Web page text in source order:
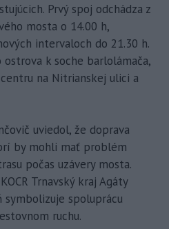
Prvý spoj odchádza z
mosta o 14.00 h,
intervaloch do 21.30 h.
k soche barlolámača,
na Nitrianskej ulici a
uviedol, že doprava
by mohli mať problém
počas uzávery mosta.
Trnavský kraj Agáty
spoluprácu
ruchu.